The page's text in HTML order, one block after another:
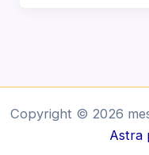
Copyright © 2026
Astra